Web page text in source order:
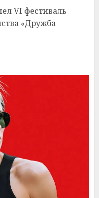
VI фестиваль
«Дружба